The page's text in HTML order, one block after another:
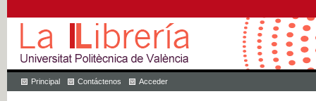
Principal Contáctenos Acceder